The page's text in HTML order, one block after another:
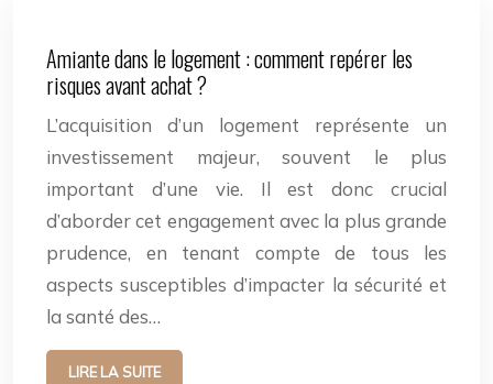
Amiante dans le logement : comment repérer les
risques avant achat ?
L’acquisition d’un logement représente un
investissement majeur, souvent le plus
important d’une vie. Il est donc crucial
d’aborder cet engagement avec la plus grande
prudence, en tenant compte de tous les
aspects susceptibles d’impacter la sécurité et
la santé des…
LIRE LA SUITE